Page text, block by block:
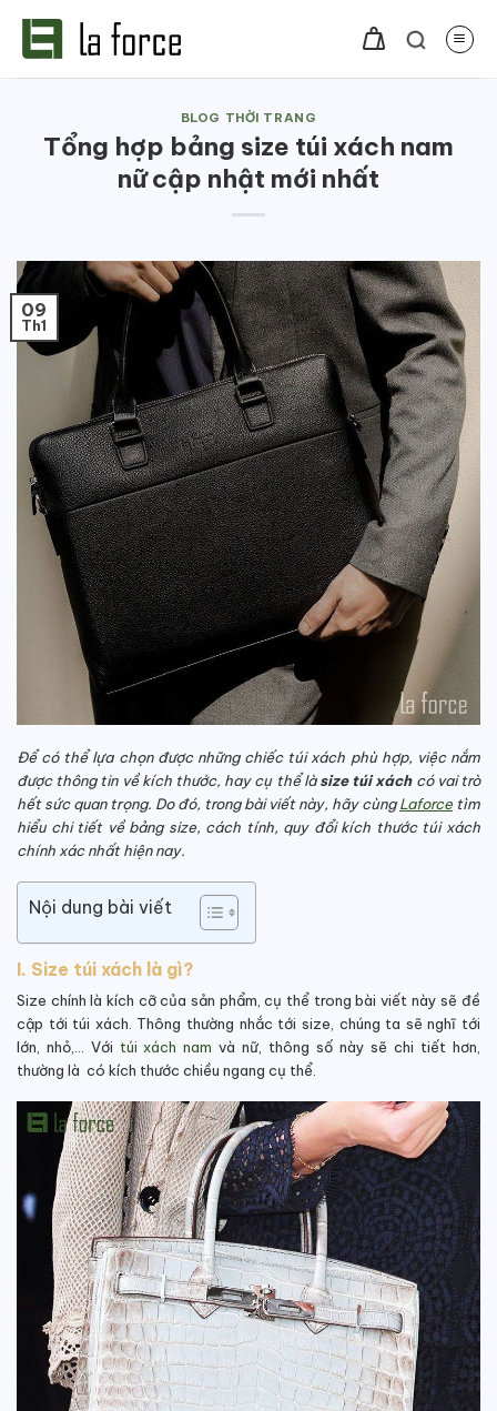
BLOG THỜI TRANG
Tổng hợp bảng size túi xách nam
nữ cập nhật mới nhất
09
Th1
Để có thể lựa chọn được những chiếc túi xách phù hợp, việc nắm
được thông tin về kích thước, hay cụ thể làsize túi xáchcó vai trò
hết sức quan trọng. Do đó, trong bài viết này, hãy cùngLaforce tìm
hiểu chi tiết về bảng size, cách tính, quy đổi kích thước túi xách
chính xác nhất hiện nay.
Nội dung bài viết
I. Size túi xách là gì?
Size chính là kích cỡ của sản phẩm, cụ thể trong bài viết này sẽ đề
cập tới túi xách. Thông thường nhắc tới size, chúng ta sẽ nghĩ tới
lớn, nhỏ,… Với túi xách nam và nữ, thông số này sẽ chi tiết hơn,
thường là có kích thước chiều ngang cụ thể.